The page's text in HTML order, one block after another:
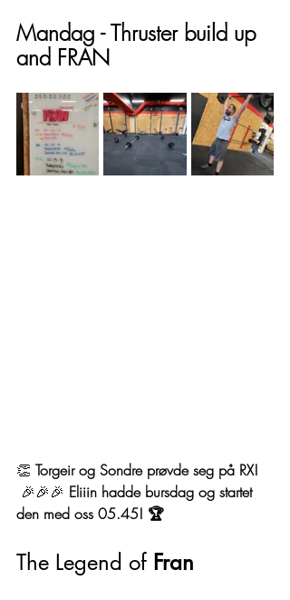
Mandag - Thruster build up
and FRAN
👏 Torgeir og Sondre prøvde seg på RX!
🎉🎉🎉 Eliiin hadde bursdag og startet
den med oss 05.45! 🏆
The Legend of Fran